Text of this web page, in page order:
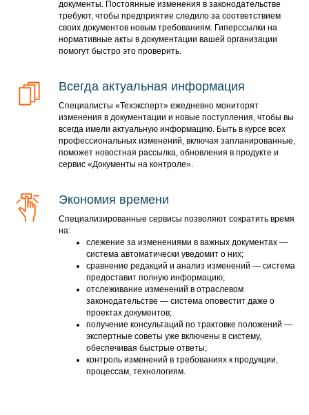
документы. Постоянные изменения в законодательстве
требуют, чтобы предприятие следило за соответствием
своих документов новым требованиям. Гиперссылки на
нормативные акты в документации вашей организации
помогут быстро это проверить.
Всегда актуальная информация
Специалисты «Техэксперт» ежедневно мониторят
изменения в документации и новые поступления, чтобы вы
всегда имели актуальную информацию. Быть в курсе всех
профессиональных изменений, включая запланированные,
поможет новостная рассылка, обновления в продукте и
сервис «Документы на контроле».
Экономия времени
Специализированные сервисы позволяют сократить время
на:
слежение за изменениями в важных документах —
система автоматически уведомит о них;
сравнение редакций и анализ изменений — система
предоставит полную информацию;
отслеживание изменений в отраслевом
законодательстве — система оповестит даже о
проектах документов;
получение консультаций по трактовке положений —
экспертные советы уже включены в систему,
обеспечивая быстрые ответы;
контроль изменений в требованиях к продукции,
процессам, технологиям.